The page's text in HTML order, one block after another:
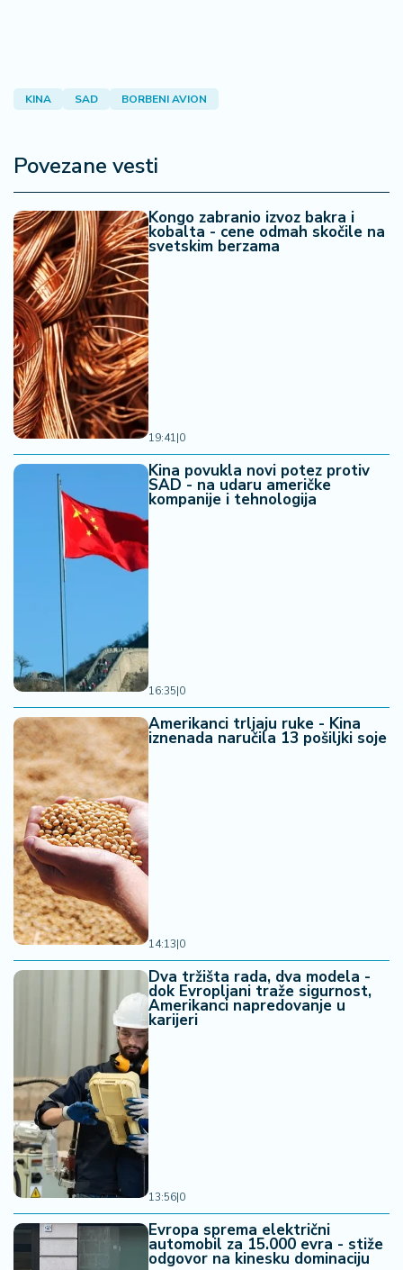
KINA SAD BORBENI AVION
Povezane vesti
Kongo zabranio izvoz bakra i
kobalta - cene odmah skočile na
svetskim berzama
19:41|0
Kina povukla novi potez protiv
SAD - na udaru američke
kompanije i tehnologija
16:35|0
Amerikanci trljaju ruke - Kina
iznenada naručila 13 pošiljki soje
14:13|0
Dva tržišta rada, dva modela -
dok Evropljani traže sigurnost,
Amerikanci napredovanje u
karijeri
13:56|0
Evropa sprema električni
automobil za 15.000 evra - stiže
odgovor na kinesku dominaciju